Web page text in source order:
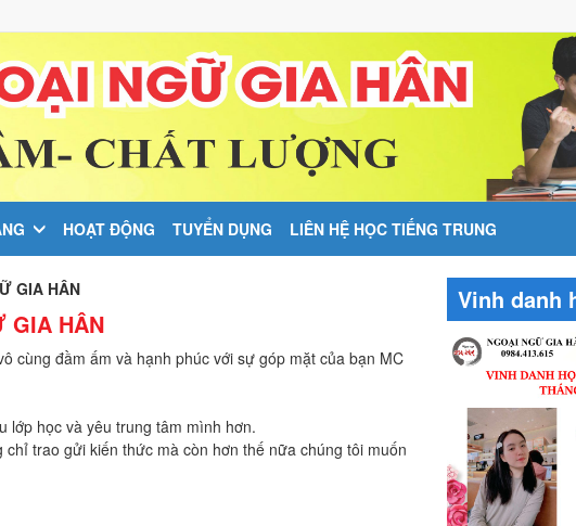
HOẠT ĐỘNG TUYỂN DỤNG LIÊN HỆ HỌC TIẾNG TRUNG
GIA HÂN
GIA HÂN
cùng đầm ấm và hạnh phúc với sự góp mặt của bạn MC
lớp học và yêu trung tâm mình hơn.
trao gửi kiến thức mà còn hơn thế nữa chúng tôi muốn
Vinh danh